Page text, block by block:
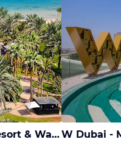
Le Meridien Mina Seyahi Beach Resort & WaterparkW Dubai -